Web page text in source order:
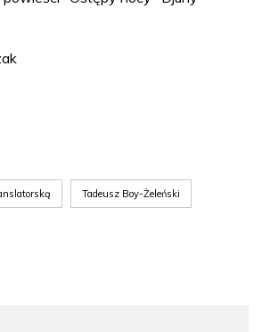
Tadeusz Boy-Żeleński